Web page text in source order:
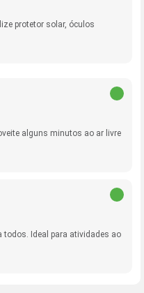
protetor solar, óculos
alguns minutos ao ar livre
todos. Ideal para atividades ao